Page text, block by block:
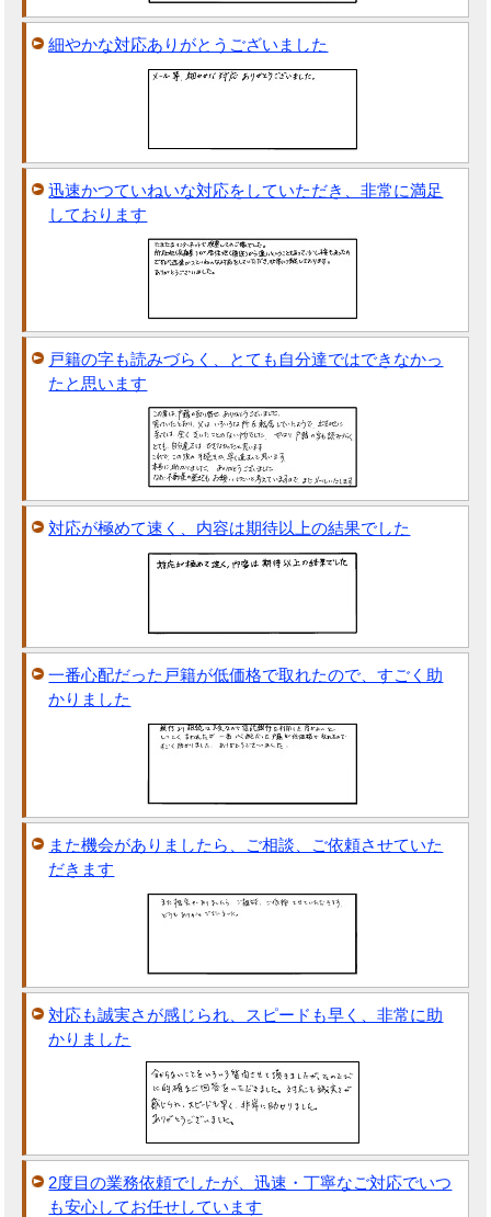
細やかな対応ありがとうございました
迅速かつていねいな対応をしていただき、非常に満足
しております
戸籍の字も読みづらく、とても自分達ではできなかっ
たと思います
対応が極めて速く、内容は期待以上の結果でした
一番心配だった戸籍が低価格で取れたので、すごく助
かりました
また機会がありましたら、ご相談、ご依頼させていた
だきます
対応も誠実さが感じられ、スピードも早く、非常に助
かりました
2度目の業務依頼でしたが、迅速・丁寧なご対応でいつ
も安心してお任せしています